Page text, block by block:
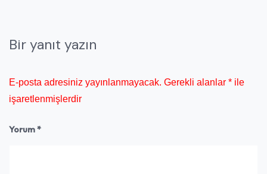
Bir yanıt yazın
E-posta adresiniz yayınlanmayacak. Gerekli alanlar * ile
işaretlenmişlerdir
Yorum*